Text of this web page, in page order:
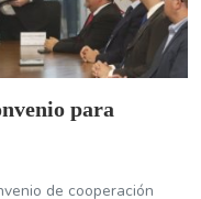
para
de cooperación